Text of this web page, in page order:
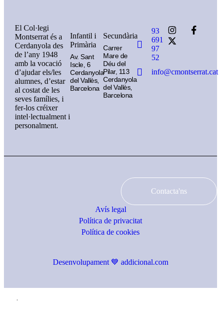
El Col·legi
Montserrat és a
Cerdanyola des
de l’any 1948
amb la vocació
d’ajudar els/les
alumnes, d’estar
al costat de les
seves famílies, i
fer-los créixer
intel·lectualment i
personalment.
Infantil i
Primària
Av. Sant
Iscle, 6
Cerdanyola
del Vallès,
Barcelona
Secundària
Carrer
Mare de
Déu del
Pilar, 113
Cerdanyola
del Vallès,
Barcelona
93
691
97
52
info@cmontserrat.cat
Contacta'ns
Avís legal
Política de privacitat
Política de cookies
Desenvolupament 💙 addicional.com
.